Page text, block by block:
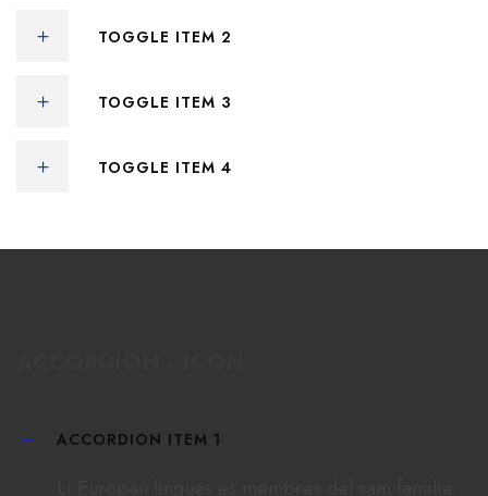
TOGGLE ITEM 2
TOGGLE ITEM 3
TOGGLE ITEM 4
ACCORDION ITEM 1